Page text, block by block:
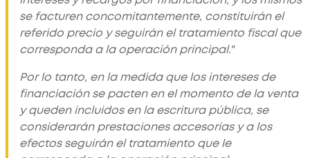
se facturen concomitantemente, constituirán el
referido precio y seguirán el tratamiento fiscal que
corresponda a la operación principal."
Por lo tanto, en la medida que los intereses de
financiación se pacten en el momento de la venta
y queden incluidos en la escritura pública, se
considerarán prestaciones accesorias y a los
efectos seguirán el tratamiento que le